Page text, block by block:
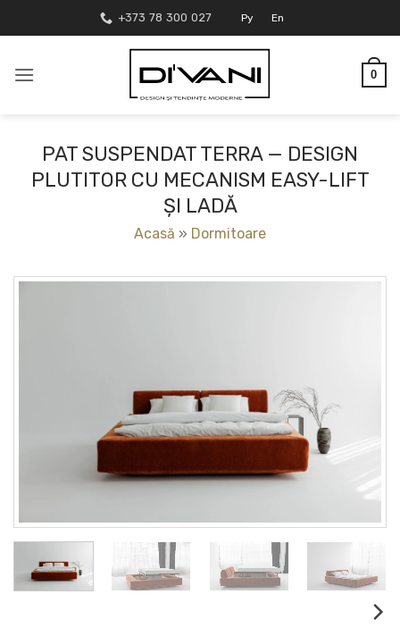
to
+373 78 300 027 Ру En
0
PAT SUSPENDAT TERRA — DESIGN
PLUTITOR CU MECANISM EASY-LIFT
ȘI LADĂ
Acasă » Dormitoare